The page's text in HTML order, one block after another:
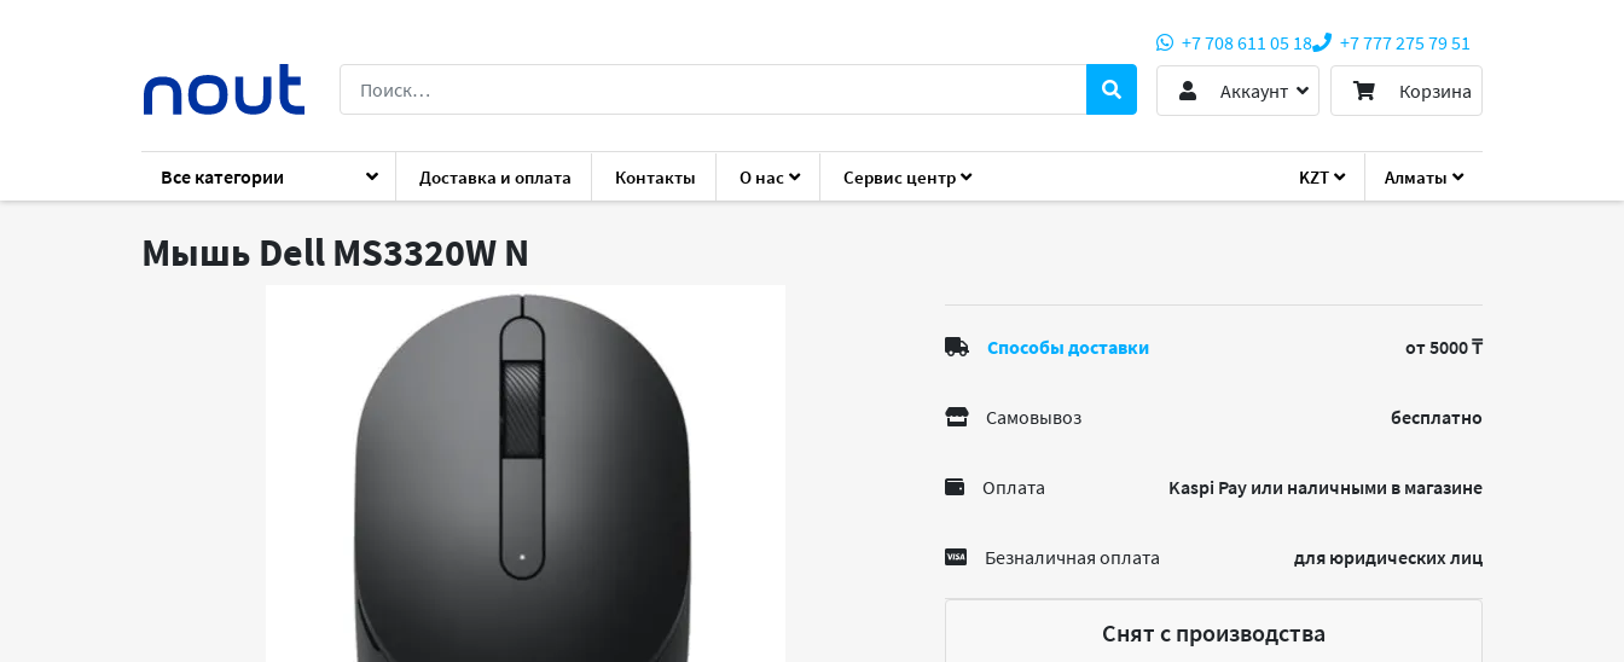
KZT Алматы
+7 708 611 05 18
+7 777 275 79 51
Аккаунт
Корзина
Все категории Доставка и оплата Контакты О нас Сервис центр
Каталог Периферия Клавиатуры и мыши Dell MS3320W
Мышь Dell MS3320W N
Способы доставки от 5000 ₸
Самовывоз бесплатно
Оплата Kaspi Pay или наличными в магазине
Безналичная оплата для юридических лиц
Снят с производства